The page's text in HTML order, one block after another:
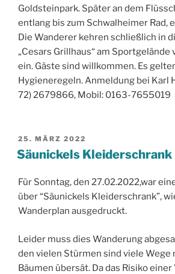
Goldsteinpark. Später an dem
entlang bis zum Schwalheimer Rad,
Die Wanderer kehren schließlich in
„Cesars Grillhaus“ am Sportgelände
ein. Gäste sind willkommen. Es
Hygieneregeln. Anmeldung bei Karl
72) 2679866, Mobil: 0163-7655019
VERÖFFENTLICHT
AM
25. MÄRZ 2022
Säunickels Kleiderschrank
Für Sonntag, den 27.02.2022,war
über “Säunickels Kleiderschrank”,
Wanderplan ausgedruckt.
Leider muss dies Wanderung
den vielen Stürmen sind viele
Bäumen übersät. Da das Risiko